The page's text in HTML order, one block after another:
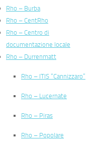
Rho – Burba
Rho – CentRho
Rho – Centro di
documentazione locale
Rho – Durrenmatt
Rho – ITIS “Cannizzaro”
Rho – Lucernate
Rho – Piras
Rho – Popolare